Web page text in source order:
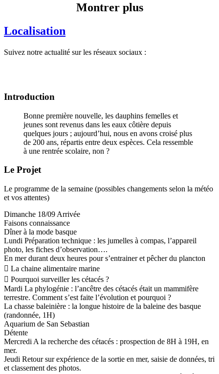
Montrer plus
Localisation
Suivez notre actualité sur les réseaux sociaux :
Introduction
Bonne première nouvelle, les dauphins femelles et
jeunes sont revenus dans les eaux côtière depuis
quelques jours ; aujourd’hui, nous en avons croisé plus
de 200 ans, répartis entre deux espèces. Cela ressemble
à une rentrée scolaire, non ?
Le Projet
Le programme de la semaine (possibles changements selon la météo
et vos attentes)
Dimanche 18/09 Arrivée
Faisons connaissance
Dîner à la mode basque
Lundi Préparation technique : les jumelles à compas, l’appareil
photo, les fiches d’observation….
En mer durant deux heures pour s’entrainer et pêcher du plancton
 La chaine alimentaire marine
 Pourquoi surveiller les cétacés ?
Mardi La phylogénie : l’ancêtre des cétacés était un mammifère
terrestre. Comment s’est faite l’évolution et pourquoi ?
La chasse baleinière : la longue histoire de la baleine des basque
(randonnée, 1H)
Aquarium de San Sebastian
Détente
Mercredi A la recherche des cétacés : prospection de 8H à 19H, en
mer.
Jeudi Retour sur expérience de la sortie en mer, saisie de données, tri
et classement des photos.